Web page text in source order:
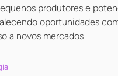
produtores e
oportunidades
a novos mercados